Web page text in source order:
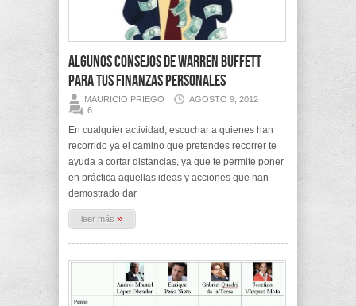
Algunos consejos de Warren Buffett
para tus finanzas personales
MAURICIO PRIEGO
AGOSTO 9, 2012
6
En cualquier actividad, escuchar a quienes han
recorrido ya el camino que pretendes recorrer te
ayuda a cortar distancias, ya que te permite poner
en práctica aquellas ideas y acciones que han
demostrado dar
leer más »